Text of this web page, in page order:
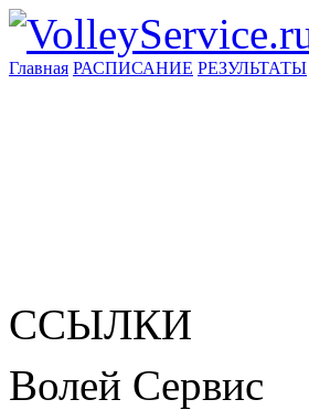
Главная РАСПИСАНИЕ РЕЗУЛЬТАТЫ
ССЫЛКИ
Волей Сервис